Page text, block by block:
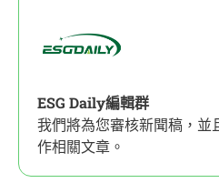
ESG Daily編輯群
我們將為您審核新聞稿，並
作相關文章。